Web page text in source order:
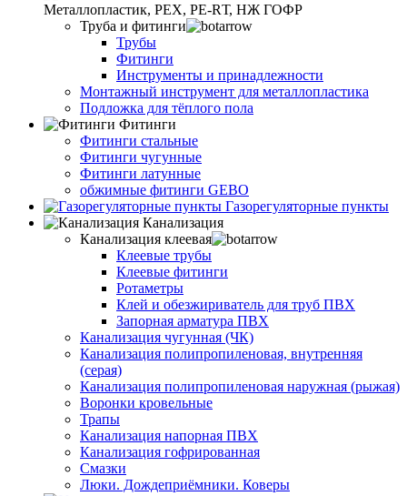
Металлопластик, РЕХ, РЕ-RТ, НЖ ГОФР
Труба и фитинги
Трубы
Фитинги
Инструменты и принадлежности
Монтажный инструмент для металлопластика
Подложка для тёплого пола
Фитинги
Фитинги стальные
Фитинги чугунные
Фитинги латунные
обжимные фитинги GEBO
Газорегуляторные пункты
Канализация
Канализация клеевая
Клеевые трубы
Клеевые фитинги
Ротаметры
Клей и обезжириватель для труб ПВХ
Запорная арматура ПВХ
Канализация чугунная (ЧК)
Канализация полипропиленовая, внутренняя
(серая)
Канализация полипропиленовая наружная (рыжая)
Воронки кровельные
Трапы
Канализация напорная ПВХ
Канализация гофрированная
Смазки
Люки. Дождеприёмники. Коверы